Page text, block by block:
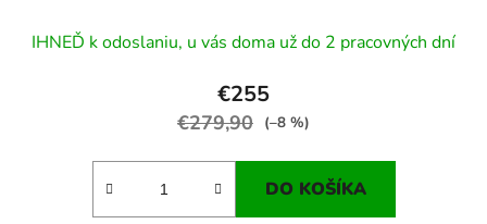
IHNEĎ k odoslaniu, u vás doma už do 2 pracovných dní
€255
€279,90 (–8 %)
DO KOŠÍKA